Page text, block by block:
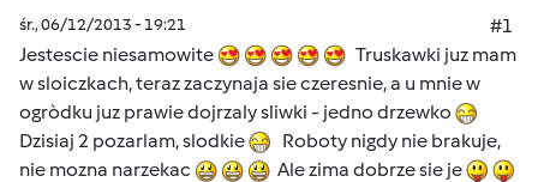
śr., 06/12/2013 - 19:21
#1
Jestescie niesamowite
Truskawki juz mam
w sloiczkach, teraz zaczynaja sie czeresnie, a u mnie w
ogròdku juz prawie dojrzaly sliwki - jedno drzewko
Dzisiaj 2 pozarlam, slodkie
Roboty nigdy nie brakuje,
nie mozna narzekac
Ale zima dobrze sie je